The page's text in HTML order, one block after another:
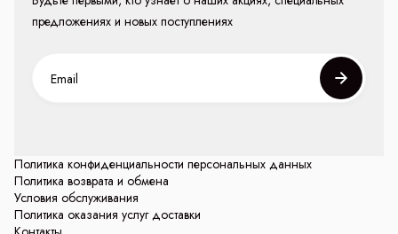
Политика конфиденциальности персональных данных
Политика возврата и обмена
Условия обслуживания
Политика оказания услуг доставки
предложениях и новых поступлениях